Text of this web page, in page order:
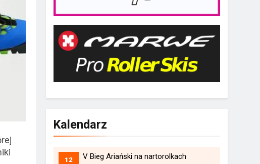
Kalendarz
12 V Bieg Ariański na nartorolkach